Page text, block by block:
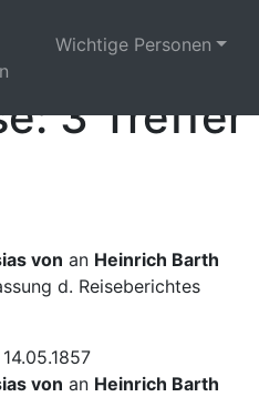
Wichtige Personen
3 Treffer
von an Heinrich Barth
d. Reiseberichtes
von an Heinrich Barth